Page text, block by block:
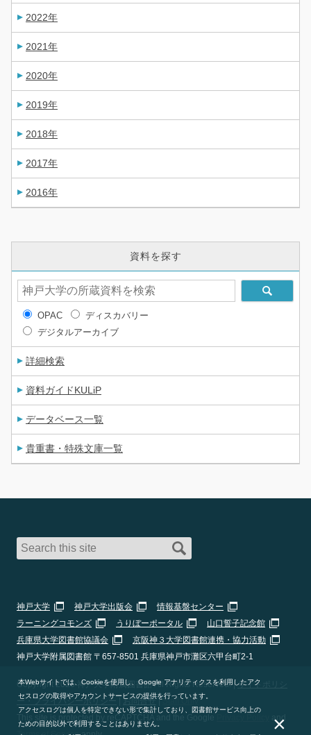
2022年
2021年
2020年
2019年
2018年
2017年
2016年
資料を探す
OPAC
ディスカバリー
デジタルアーカイブ
詳細検索
資料ガイドKULiP
データベース一覧
貴重書・特殊文庫一覧
神戸大学 神戸大学出版会
情報基盤センター
ラーニングコモンズ
うりぼーポータル
山口誓子記念館
兵庫県大学図書館協議会
京阪神３大学図書館連携・協力活動
神戸大学附属図書館 〒657-8501 兵庫県神戸市灘区六甲台町2-1
Copyright 2026 神戸大学附属図書館 All Rights Reserved. |サイトポリシ
ー・プライバシーポリシー
お問合せ| Staff Only
This site is protected by reCAPTCHA and the Google
and
本Webサイトでは、Cookieを使用し、Google アナリティクスを利用したアク
セスログの取得やアカウントサービスの提供を行っています。
アクセスログは個人を特定できない形で集計しており、図書館サービス向上の
ための目的以外で利用することはありません。
×